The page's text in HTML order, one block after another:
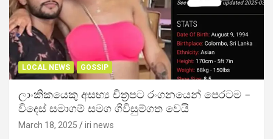
LOCAL NEWS GOSSIP
ලාංකිකයෙකු අසභ්‍ය චිත්‍රපට රංගනයෙන් පෙරටම –
විදෙස් සමාගම් සමග ගිවිසුම්ගත වෙයි
March 18, 2025 iri news